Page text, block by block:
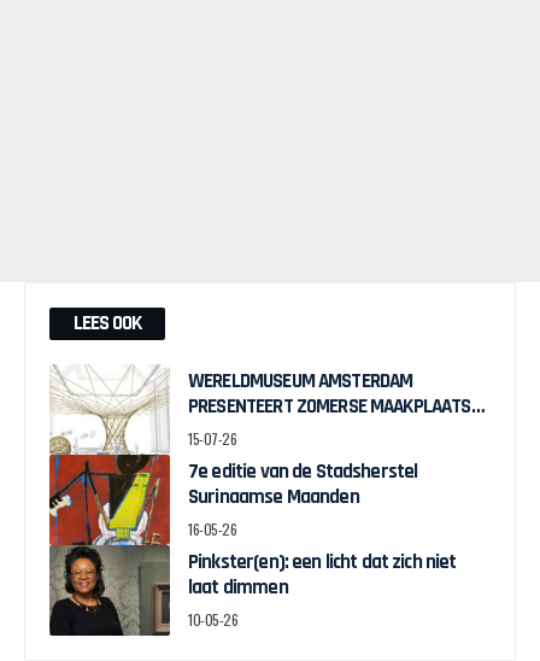
LEES OOK
WERELDMUSEUM AMSTERDAM
PRESENTEERT ZOMERSE MAAKPLAATS
MUCH TO DO WITH BAMBOO
15-07-26
7e editie van de Stadsherstel
Surinaamse Maanden
16-05-26
Pinkster(en): een licht dat zich niet
laat dimmen
10-05-26